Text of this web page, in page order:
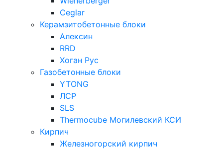
Ceglar
Керамзитобетонные блоки
Алексин
RRD
Хоган Рус
Газобетонные блоки
YTONG
ЛСР
SLS
Thermocube Могилевский КСИ
Кирпич
Железногорский кирпич